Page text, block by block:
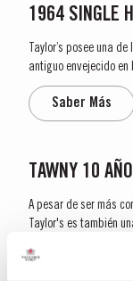
1964 SINGLE
Taylor’s posee una
antiguo envejecido en
exclusiva y única de
de Oporto de un
barricas de roble y
Saber Más
TAWNY 10
A pesar de ser más
Taylor's es también
en barriles de roble